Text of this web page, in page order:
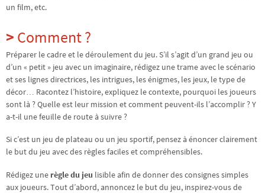
un film, etc.
> Comment ?
Préparer le cadre et le déroulement du jeu. S’il s’agit d’un grand jeu ou
d’un « petit » jeu avec un imaginaire, rédigez une trame avec le scénario
et ses lignes directrices, les intrigues, les énigmes, les jeux, le type de
décor… Racontez l’histoire, expliquez le contexte, pourquoi les joueurs
sont là ? Quelle est leur mission et comment peuvent-ils l’accomplir ? Y
a-t-il une feuille de route à suivre ?
Si c’est un jeu de plateau ou un jeu sportif, pensez à énoncer clairement
le but du jeu avec des règles faciles et compréhensibles.
Rédigez une règle du jeu lisible afin de donner des consignes simples
aux joueurs. Tout d’abord, annoncez le but du jeu, inspirez-vous de